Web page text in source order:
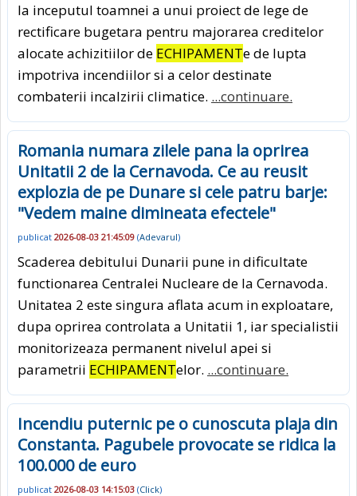
la inceputul toamnei a unui proiect de lege de
rectificare bugetara pentru majorarea creditelor
alocate achizitiilor de ECHIPAMENTe de lupta
impotriva incendiilor si a celor destinate
combaterii incalzirii climatice. ...continuare.
Romania numara zilele pana la oprirea
Unitatii 2 de la Cernavoda. Ce au reusit
explozia de pe Dunare si cele patru barje:
"Vedem maine dimineata efectele"
publicat 2026-08-03 21:45:09 (Adevarul)
Scaderea debitului Dunarii pune in dificultate
functionarea Centralei Nucleare de la Cernavoda.
Unitatea 2 este singura aflata acum in exploatare,
dupa oprirea controlata a Unitatii 1, iar specialistii
monitorizeaza permanent nivelul apei si
parametrii ECHIPAMENTelor. ...continuare.
Incendiu puternic pe o cunoscuta plaja din
Constanta. Pagubele provocate se ridica la
100.000 de euro
publicat 2026-08-03 14:15:03 (Click)